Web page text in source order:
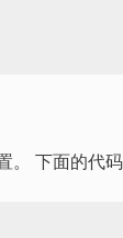
下面的代